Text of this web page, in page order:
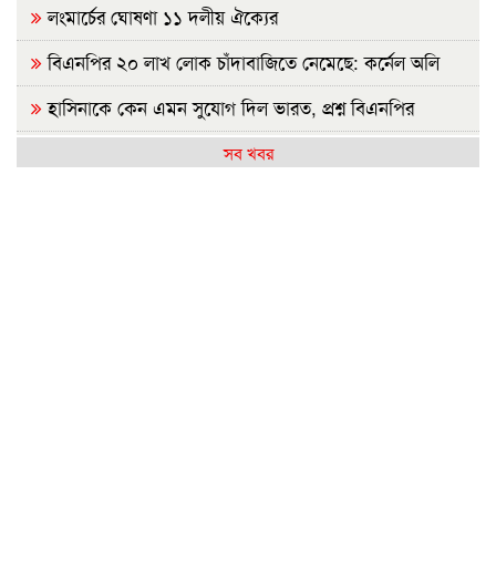
লংমার্চের ঘোষণা ১১ দলীয় ঐক্যের
বিএনপির ২০ লাখ লোক চাঁদাবাজিতে নেমেছে: কর্নেল অলি
হাসিনাকে কেন এমন সুযোগ দিল ভারত, প্রশ্ন বিএনপির
রাষ্ট্রপতি নির্বাচন ২০ আগস্টসব খবর